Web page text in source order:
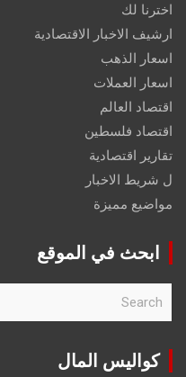
اخترنا لك
ارشيف الاخبار الاقتصادية
اسعار الذهب
اسعار العملات
اقتصاد العالم
اقتصاد فلسطين
تقارير اقتصادية
ل شريط الاخبار
مواضيع مميزة
ابحث في الموقع
r
كواليس المال